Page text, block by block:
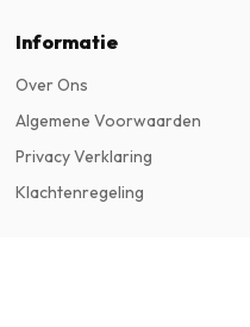
Informatie
Over Ons
Algemene Voorwaarden
Privacy Verklaring
Klachtenregeling